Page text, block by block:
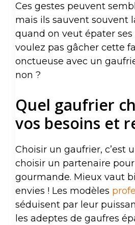
Ces gestes peuvent
mais ils sauvent souvent
quand on veut épater ses
voulez pas gâcher cette
onctueuse avec un
non ?
Quel gaufrier
vos besoins et
Choisir un gaufrier, c’est
choisir un partenaire
gourmande. Mieux vaut
envies ! Les modèles
séduisent par leur
les adeptes de gaufres